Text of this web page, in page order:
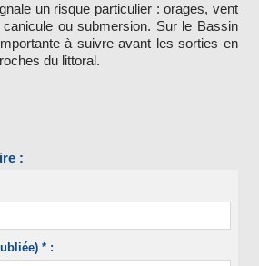
un risque particulier : orages, vent
ou submersion. Sur le Bassin
à suivre avant les sorties en
du littoral.
:
* :